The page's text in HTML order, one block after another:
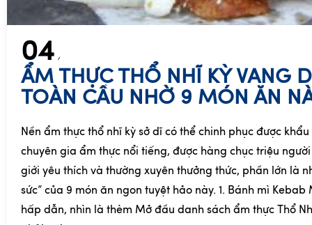
04
ẨM THỰC THỔ NHĨ KỲ VANG
TOÀN CẦU NHỜ 9 MÓN ĂN
Nền ẩm thực thổ nhĩ kỳ sở dĩ có thể chinh phục được
chuyên gia ẩm thực nổi tiếng, được hàng chục triệu
giới yêu thích và thường xuyên thưởng thức, phần lớn là
sức” của 9 món ăn ngon tuyệt hảo này. 1. Bánh mì
hấp dẫn, nhìn là thèm Mở đầu danh sách ẩm thực Thổ